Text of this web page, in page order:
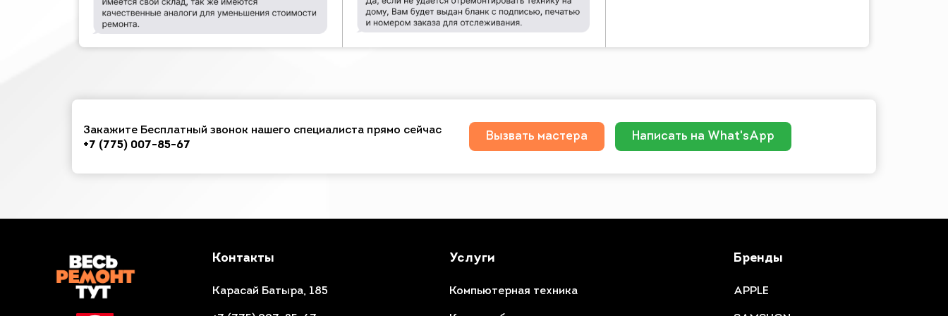
Закажите Бесплатный звонок нашего специалиста прямо сейчас
+7 (775) 007-85-67
Вызвать мастера Написать на What'sApp
Контакты
Карасай Батыра, 185
Услуги
Компьютерная техника
Бренды
APPLE